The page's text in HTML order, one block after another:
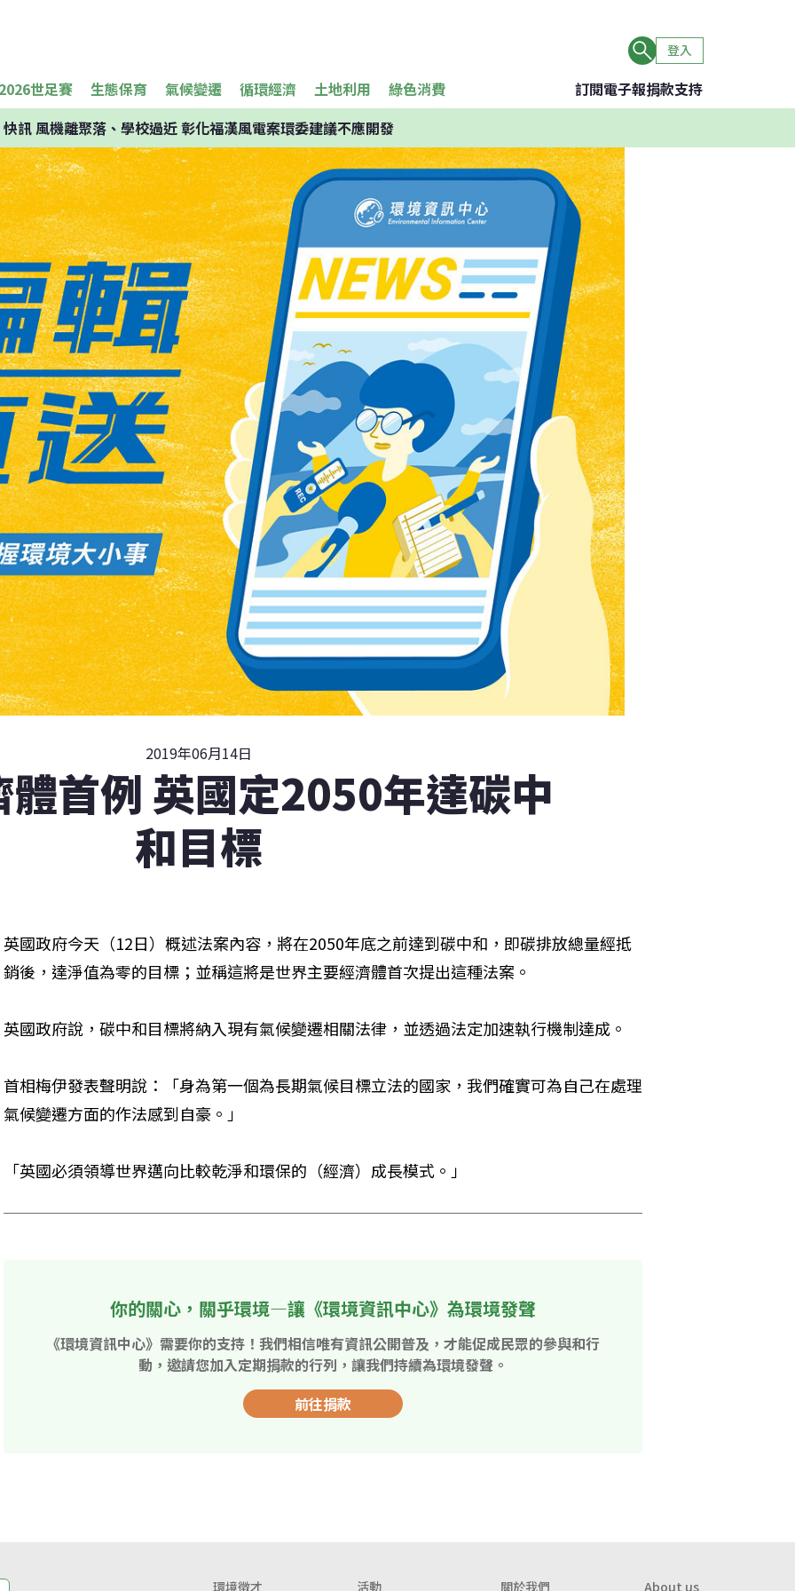
登入
世足賽 生態保育 氣候變遷 循環經濟 土地利用 綠色消費 訂閱電子報捐款支持
快訊風機離聚落、學校過近 彰化福漢風電案環委建議不應開發
2019年06月14日
首例 英國定2050年達碳中
和目標
英國政府今天（12日）概述法案內容，將在2050年底之前達到碳中和，即碳排放總量經抵
銷後，達淨值為零的目標；並稱這將是世界主要經濟體首次提出這種法案。
英國政府說，碳中和目標將納入現有氣候變遷相關法律，並透過法定加速執行機制達成。
首相梅伊發表聲明說：「身為第一個為長期氣候目標立法的國家，我們確實可為自己在處理
氣候變遷方面的作法感到自豪。」
「英國必須領導世界邁向比較乾淨和環保的（經濟）成長模式。」
你的關心，關乎環境—讓《環境資訊中心》為環境發聲
《環境資訊中心》需要你的支持！我們相信唯有資訊公開普及，才能促成民眾的參與和行
動，邀請您加入定期捐款的行列，讓我們持續為環境發聲。
前往捐款
環境徵才 活動 關於我們 About us